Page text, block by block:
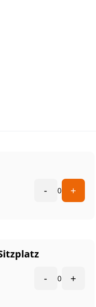
- 0 +
- 0 +